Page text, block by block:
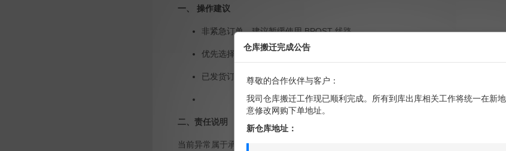
一、 操作建议
非紧急订单，建议暂缓使用 BPOST 线路
优先选择稳定渠道（如 DHL / DPD 等）进行发运
已发货订单，请提前做好收件方时效预期沟通
二、责任说明
当前异常属于承运商侧波动，欧罗将持续跟进渠道恢复情况，并同步优化线路选择方案，
仓库搬迁完成公告
尊敬的合作伙伴与客户：
我司仓库搬迁工作现已顺利完成。所有到库出库相关工作将统一在新
意修改网购下单地址。
新仓库地址：